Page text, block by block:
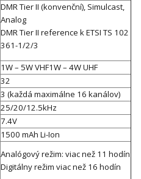
DMR Tier II (konvenční), Simulcast,
Analog
DMR Tier II reference k ETSI TS 102
361-1/2/3
1W – 5W VHF1W – 4W UHF
32
3 (každá maximálne 16 kanálov)
25/20/12.5kHz
7.4V
1500 mAh Li-Ion
Analógový režim: viac než 11 hodín
Digitálny režim viac než 16 hodín